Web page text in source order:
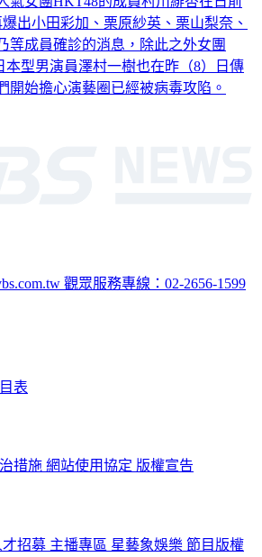
出小田彩加、栗原紗英、栗山梨奈、
等成員確診的消息，除此之外女團
本型男演員澤村一樹也在昨（8）日傳
開始擔心演藝圈已經被病毒攻陷。
觀眾服務專線：02-2656-1599
表
措施 網站使用協定 版權宣告
才招募 主播專區 星藝象娛樂 節目版權